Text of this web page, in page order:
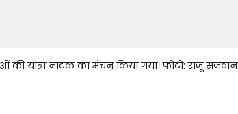
की यात्रा नाटक का मंचन किया गया। फोटो: राजू सजवान